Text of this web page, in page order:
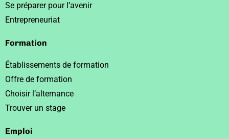
Se préparer pour l’avenir
Entrepreneuriat
Formation
Établissements de formation
Offre de formation
Choisir l’alternance
Trouver un stage
Emploi